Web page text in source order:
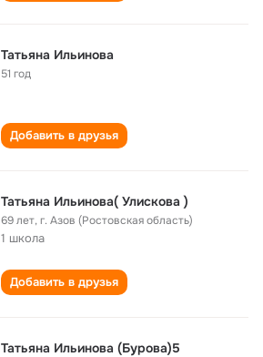
Татьяна Ильинова
51 год
Добавить в друзья
Татьяна Ильинова( Улискова )
69 лет,г. Азов (Ростовская область)
1 школа
Добавить в друзья
Татьяна Ильинова (Бурова)5